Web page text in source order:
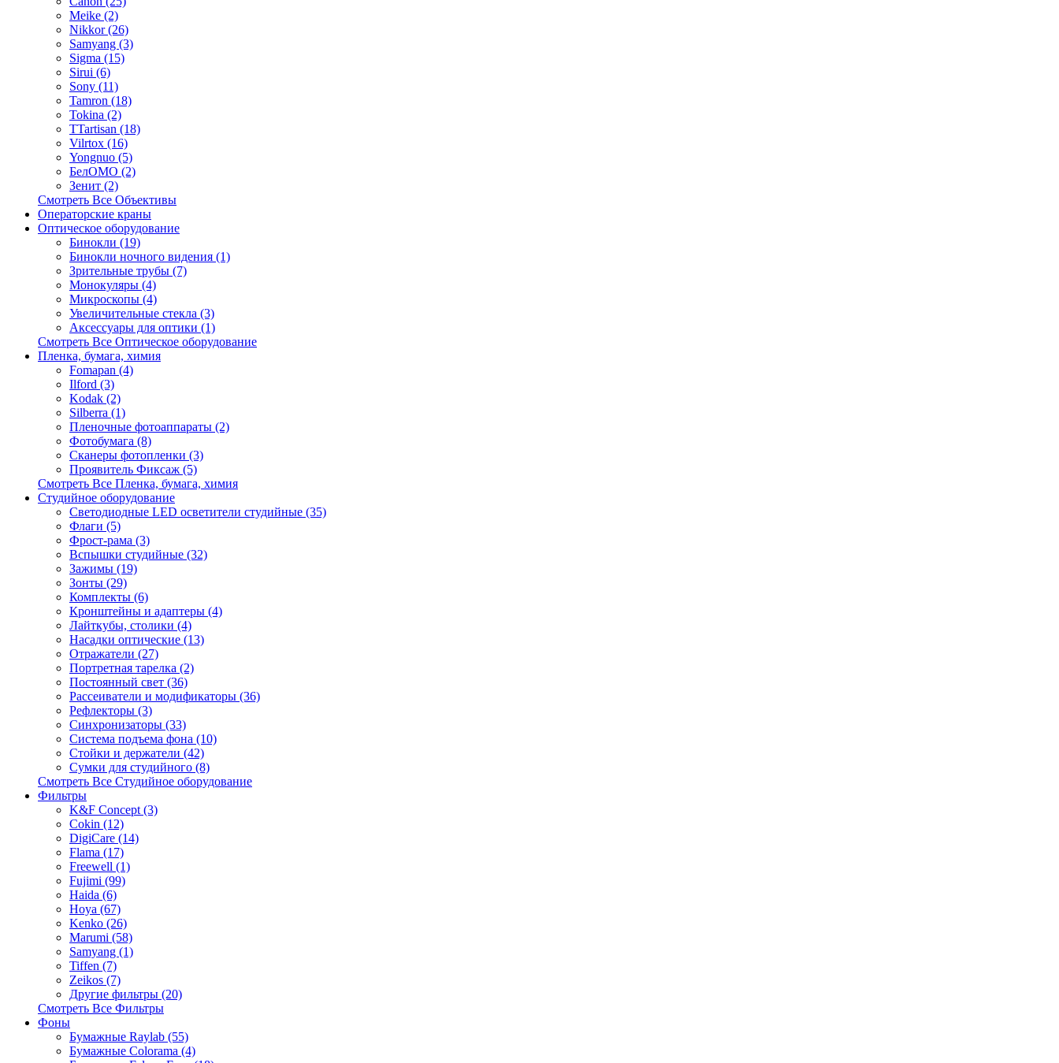
Meike (2)
Nikkor (26)
Samyang (3)
Sigma (15)
Sirui (6)
Sony (11)
Tamron (18)
Tokina (2)
TTartisan (18)
Vilrtox (16)
Yongnuo (5)
БелOMO (2)
Зенит (2)
Смотреть Все Объективы
Операторские краны
Оптическое оборудование
Бинокли (19)
Бинокли ночного видения (1)
Зрительные трубы (7)
Монокуляры (4)
Микроскопы (4)
Увеличительные стекла (3)
Аксессуары для оптики (1)
Смотреть Все Оптическое оборудование
Пленка, бумага, химия
Fomapan (4)
Ilford (3)
Kodak (2)
Silberra (1)
Пленочные фотоаппараты (2)
Фотобумага (8)
Сканеры фотопленки (3)
Проявитель Фиксаж (5)
Смотреть Все Пленка, бумага, химия
Студийное оборудование
Светодиодные LED осветители студийные (35)
Флаги (5)
Фрост-рама (3)
Вспышки студийные (32)
Зажимы (19)
Зонты (29)
Комплекты (6)
Кронштейны и адаптеры (4)
Лайткубы, столики (4)
Насадки оптические (13)
Отражатели (27)
Портретная тарелка (2)
Постоянный свет (36)
Рассеиватели и модификаторы (36)
Рефлекторы (3)
Синхронизаторы (33)
Система подъема фона (10)
Стойки и держатели (42)
Сумки для студийного (8)
Смотреть Все Студийное оборудование
Фильтры
K&F Concept (3)
Cokin (12)
DigiCare (14)
Flama (17)
Freewell (1)
Fujimi (99)
Haida (6)
Hoya (67)
Kenko (26)
Marumi (58)
Samyang (1)
Tiffen (7)
Zeikos (7)
Другие фильтры (20)
Смотреть Все Фильтры
Фоны
Бумажные Raylab (55)
Бумажные Colorama (4)